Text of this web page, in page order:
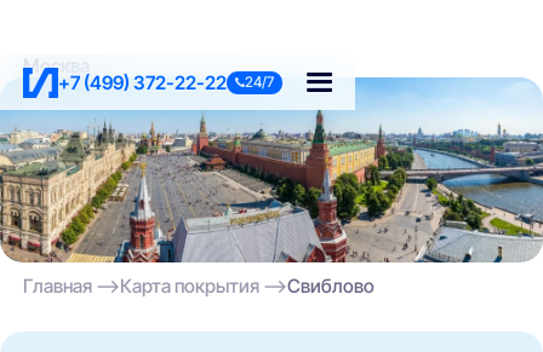
+7 (499) 372-22-22 24/7
Москва
Главная Карта покрытия Свиблово